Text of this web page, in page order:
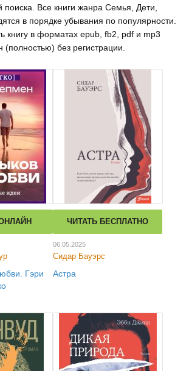
поиска. Все книги жанра Семья, Дети,
в порядке убывания по популярности.
книгу в форматах epub, fb2, pdf и mp3
(полностью) без регистрации.
Гэри
ЧИТАТЬ БЕСПЛАТНО
06.05.2025
Сидар Бауэрс
Астра